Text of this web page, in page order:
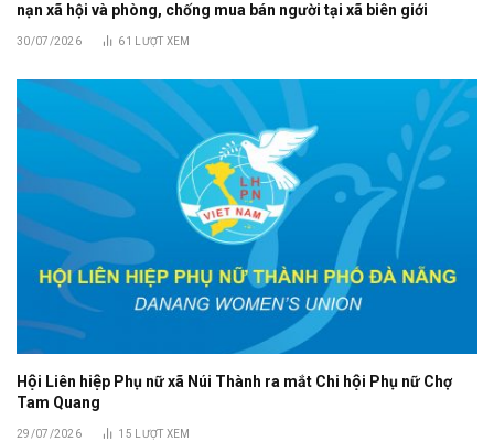
nạn xã hội và phòng, chống mua bán người tại xã biên giới
30/07/2026 61 LƯỢT XEM
Hội Liên hiệp Phụ nữ xã Núi Thành ra mắt Chi hội Phụ nữ Chợ
Tam Quang
29/07/2026 15 LƯỢT XEM